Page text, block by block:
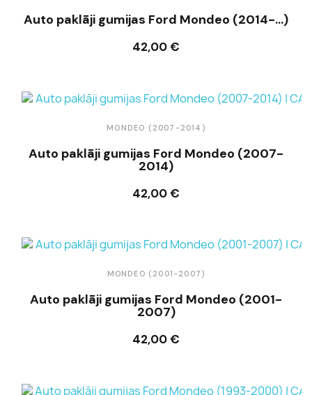
Auto paklāji gumijas Ford Mondeo (2014-...)
42,00 €
Ielikt grozā
MONDEO (2007-2014)
Auto paklāji gumijas Ford Mondeo (2007-
2014)
42,00 €
Ielikt grozā
MONDEO (2001-2007)
Auto paklāji gumijas Ford Mondeo (2001-
2007)
42,00 €
Ielikt grozā